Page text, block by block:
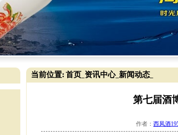
当前位置: 首页 资讯中心_ 新闻动态
第七届酒
作者： 西凤酒